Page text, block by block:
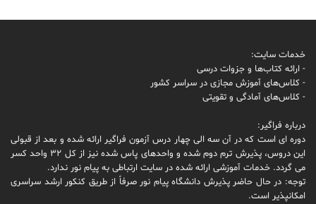
خدمات سایت:
- ارائه کتاب‌ها و جزوات درسی
- کلاس‌های آموزش مجازی در سراسر کشور
- کلاس‌های آمادگی و تقویتی
درباره فراگیر:
دوره ای است که در آن سه الی چهار درس آزمون فراگیر ارائه شده و بعد از قبولی
این دروس، پذیرش ترم دوم شده و واحدهای پاس شده نیز از کل 32 واحد کسر
می گردد. خدمات آموزشی ارائه شده در سایت ارتباطی به پیام نور ندارد.
توجه: در حال حاضر پذیرش دانشگاه پیام نور صرفاً از طریق کنکور ارشد سراسری
امکانپذیر است.